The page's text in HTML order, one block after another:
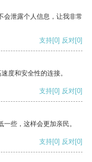
会泄露个人信息，让我非常
支持[0] 反对[0]
度和安全性的连接。
支持[0] 反对[0]
些，这样会更加亲民。
支持[0] 反对[0]